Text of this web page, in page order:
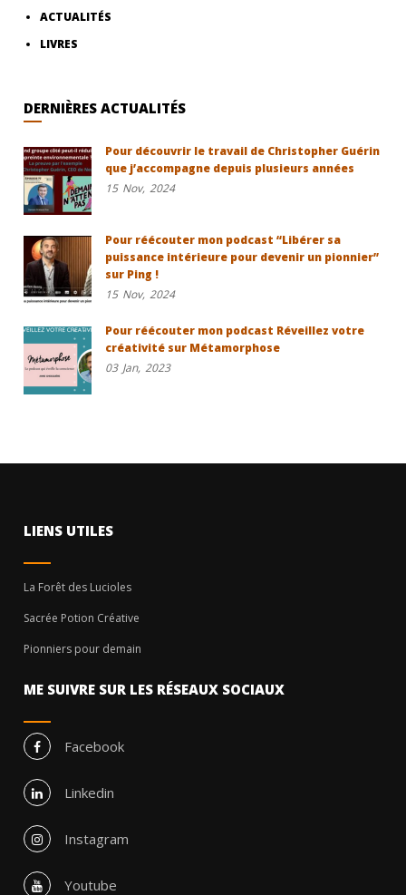
ACTUALITÉS
LIVRES
DERNIÈRES ACTUALITÉS
Pour découvrir le travail de Christopher Guérin
que j’accompagne depuis plusieurs années
15 Nov, 2024
Pour réécouter mon podcast “Libérer sa
puissance intérieure pour devenir un pionnier”
sur Ping !
15 Nov, 2024
Pour réécouter mon podcast Réveillez votre
créativité sur Métamorphose
03 Jan, 2023
LIENS UTILES
La Forêt des Lucioles
Sacrée Potion Créative
Pionniers pour demain
ME SUIVRE SUR LES RÉSEAUX SOCIAUX
Facebook
Linkedin
Instagram
Youtube